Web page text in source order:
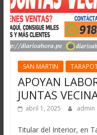
SAN MARTIN
APOYAN
JUNTAS
abril 1, 2025 admin
Titular del Interior, en